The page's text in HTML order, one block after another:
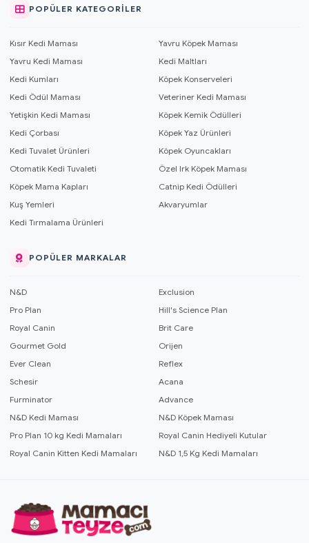
POPÜLER KATEGORILER
Kısır Kedi Maması
Yavru Köpek Maması
Yavru Kedi Maması
Kedi Maltları
Kedi Kumları
Köpek Konserveleri
Kedi Ödül Maması
Veteriner Kedi Maması
Yetişkin Kedi Maması
Köpek Kemik Ödülleri
Kedi Çorbası
Köpek Yaz Ürünleri
Kedi Tuvalet Ürünleri
Köpek Oyuncakları
Otomatik Kedi Tuvaleti
Özel Irk Köpek Maması
Köpek Mama Kapları
Catnip Kedi Ödülleri
Kuş Yemleri
Akvaryumlar
Kedi Tırmalama Ürünleri
POPÜLER MARKALAR
N&D
Exclusion
Pro Plan
Hill's Science Plan
Royal Canin
Brit Care
Gourmet Gold
Orijen
Ever Clean
Reflex
Schesir
Acana
Furminator
Advance
N&D Kedi Maması
N&D Köpek Maması
Pro Plan 10 kg Kedi Mamaları
Royal Canin Hediyeli Kutular
Royal Canin Kitten Kedi Mamaları
N&D 1,5 Kg Kedi Mamaları